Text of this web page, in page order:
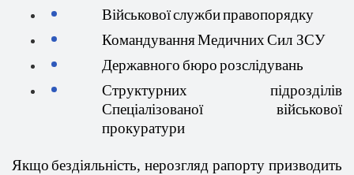
Військовоїслужбиправопорядку
КомандуванняМедичнихСил ЗСУ
Державного бюророзслідувань
Структурних
підрозділів
Спеціалізованої
військової
прокуратури
Якщо бездіяльність, нерозгляд рапорту призводить